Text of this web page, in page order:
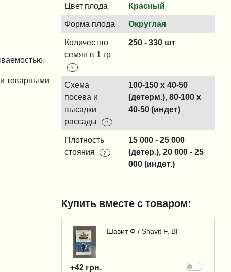
Цвет плода Красный
Форма плода Округлая
Количество
семян в 1 гр
?
250 - 330 шт
Схема
посева и
высадки
рассады
?
100-150 x 40-50
(детерм.), 80-100 x
40-50 (индет)
Плотность
стояния
?
15 000 - 25 000
(детер.), 20 000 - 25
000 (индет.)
Купить вместе с товаром:
Шавит Ф / Shavit F, ВГ
+42 грн.
товарными